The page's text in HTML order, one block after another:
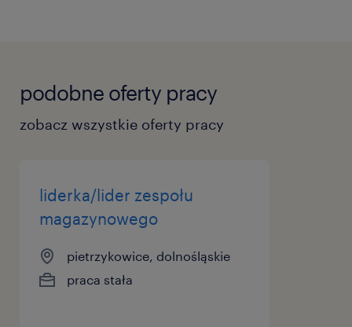
podobne oferty pracy
zobacz wszystkie oferty pracy
liderka/lider zespołu
magazynowego
pietrzykowice, dolnośląskie
praca stała